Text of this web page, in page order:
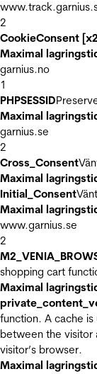
2
CookieConsent
Maximal
garnius.no
1
PHPSESSID
Maximal
garnius.se
2
Cross_Consent
Maximal
Initial_Consent
Maximal
www.garnius.se
2
shopping cart
Maximal
function. A cache
between the visitor
visitor’s browser.
Maximal